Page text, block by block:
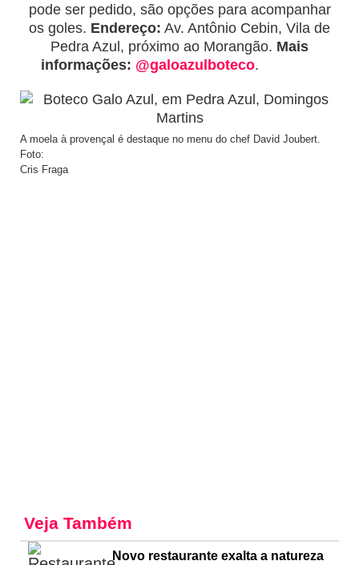
pode ser pedido, são opções para acompanhar
os goles. Endereço: Av. Antônio Cebin, Vila de
Pedra Azul, próximo ao Morangão. Mais
informações: @galoazulboteco.
A moela à provençal é destaque no menu do chef David Joubert.
Foto:
Cris Fraga
Veja Também
Novo restaurante exalta a natureza